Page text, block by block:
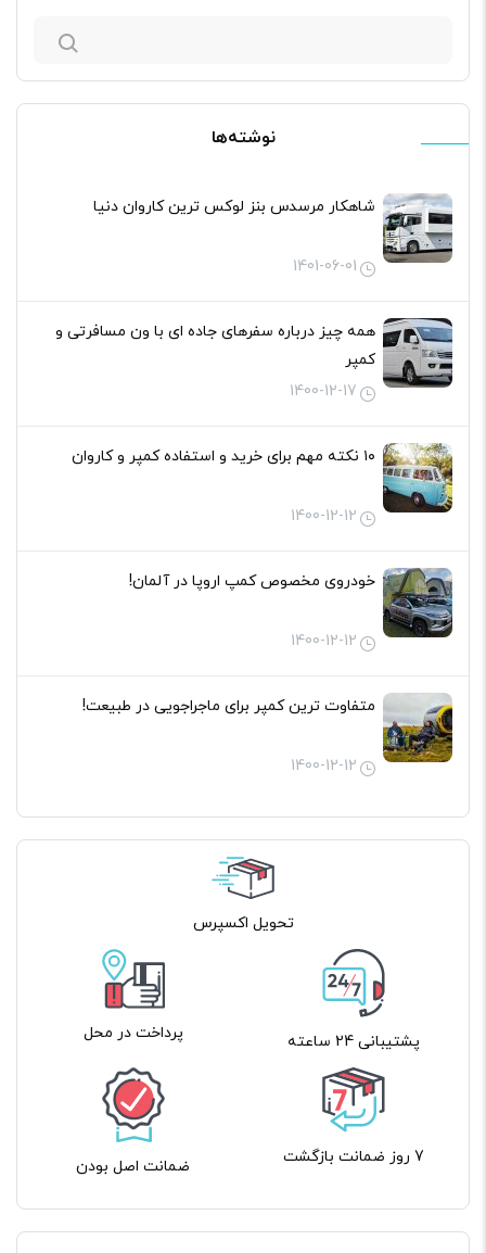
نوشته‌ها
شاهکار مرسدس بنز لوکس ترین کاروان دنیا
1401-06-01
همه چیز درباره سفرهای جاده ای با ون مسافرتی و
کمپر
1400-12-17
۱۰ نکته مهم برای خرید و استفاده کمپر و کاروان
1400-12-12
خودروی مخصوص کمپ اروپا در آلمان!
1400-12-12
متفاوت ترین کمپر برای ماجراجویی در طبیعت!
1400-12-12
تحویل اکسپرس
پشتیبانی 24 ساعته پرداخت در محل
7 روز ضمانت بازگشت ضمانت اصل بودن